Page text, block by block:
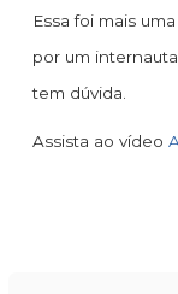
Essa foi mais
por um
tem dúvida.
Assista ao vídeo